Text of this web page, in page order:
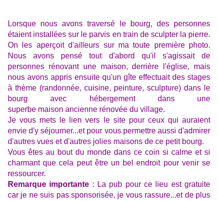
Lorsque nous avons traversé le bourg, des personnes
étaient installées sur le parvis en train de sculpter la pierre.
On les aperçoit d'ailleurs sur ma toute première photo.
Nous avons pensé tout d'abord qu'il s'agissait de
personnes rénovant une maison, derrière l'église, mais
nous avons appris ensuite qu'un gîte effectuait des stages
à thème (randonnée, cuisine, peinture, sculpture) dans le
bourg avec hébergement dans une
superbe maison ancienne rénovée du village.
Je vous mets le lien vers le site pour ceux qui auraient
envie d'y séjourner...et pour vous permettre aussi d'admirer
d'autres vues et d'autres jolies maisons de ce petit bourg.
Vous êtes au bout du monde dans ce coin si calme et si
charmant que cela peut être un bel endroit pour venir se
ressourcer.
Remarque importante : La pub pour ce lieu est gratuite
car je ne suis pas sponsorisée, je vous rassure...et de plus